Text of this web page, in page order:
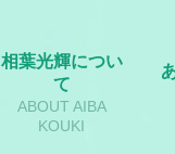
相葉光輝につい
て
ABOUT AIBA
KOUKI